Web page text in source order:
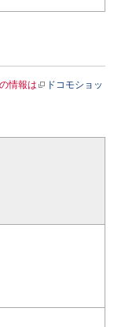
情報は
ドコモショッ